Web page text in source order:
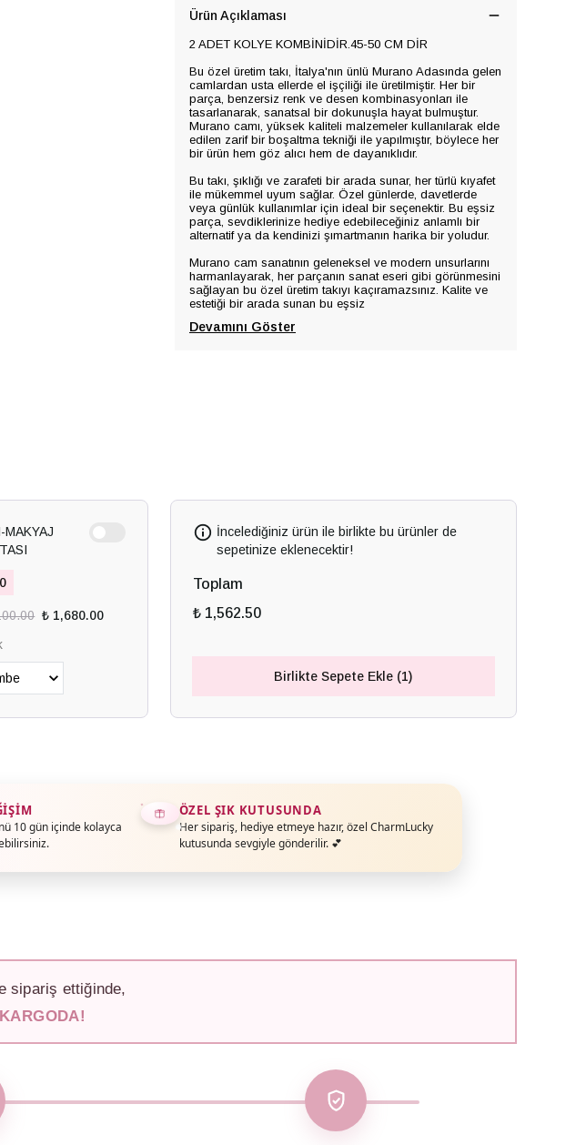
Ürün Açıklaması
2 ADET KOLYE KOMBİNİDİR.45-50 CM DİR
Bu özel üretim takı, İtalya'nın ünlü Murano Adasında gelen
camlardan usta ellerde el işçiliği ile üretilmiştir. Her bir
parça, benzersiz renk ve desen kombinasyonları ile
tasarlanarak, sanatsal bir dokunuşla hayat bulmuştur.
Murano camı, yüksek kaliteli malzemeler kullanılarak elde
edilen zarif bir boşaltma tekniği ile yapılmıştır, böylece her
bir ürün hem göz alıcı hem de dayanıklıdır.
Bu takı, şıklığı ve zarafeti bir arada sunar, her türlü kıyafet
ile mükemmel uyum sağlar. Özel günlerde, davetlerde
veya günlük kullanımlar için ideal bir seçenektir. Bu eşsiz
parça, sevdiklerinize hediye edebileceğiniz anlamlı bir
alternatif ya da kendinizi şımartmanın harika bir yoludur.
Murano cam sanatının geleneksel ve modern unsurlarını
harmanlayarak, her parçanın sanat eseri gibi görünmesini
sağlayan bu özel üretim takıyı kaçıramazsınız. Kalite ve
estetiği bir arada sunan bu eşsiz
Devamını Göster
MAKYAJ
₺ 1,680.00
İncelediğiniz ürün ile birlikte bu ürünler de
sepetinize eklenecektir!
Toplam
₺ 1,562.50
Birlikte Sepete Ekle (1)
10 gün içinde kolayca
ÖZEL ŞIK KUTUSUNDA
Her sipariş, hediye etmeye hazır, özel CharmLucky
kutusunda sevgiyle gönderilir. 💕
sipariş ettiğinde,